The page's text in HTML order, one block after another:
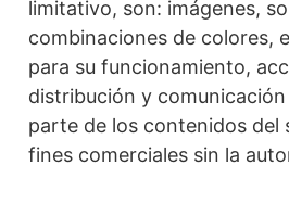
limitativo, son: imágenes,
combinaciones de colores,
para su funcionamiento,
distribución y
parte de los contenidos del
fines comerciales sin la